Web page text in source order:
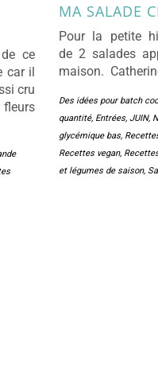
ce
car il
cru
MA SALADE
Pour la petite
de 2 salades
maison.
Des idées pour batch
quantité, Entrées, JUIN,
glycémique bas,
Recettes vegan,
et légumes de saison,